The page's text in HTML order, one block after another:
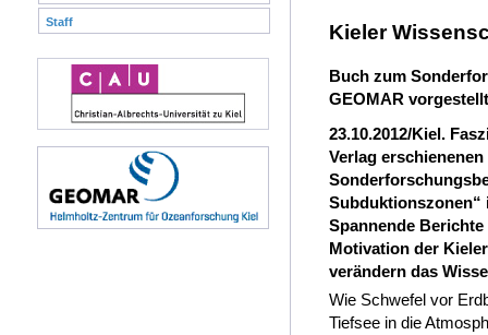
Staff Kieler
Buch zum
GEOMAR vorgestellt
23.10.2012/Kiel.
Verlag
Subduktionszonen“
Spannende
Motivation der
verändern das
Wie Schwefel vor
Tiefsee in die